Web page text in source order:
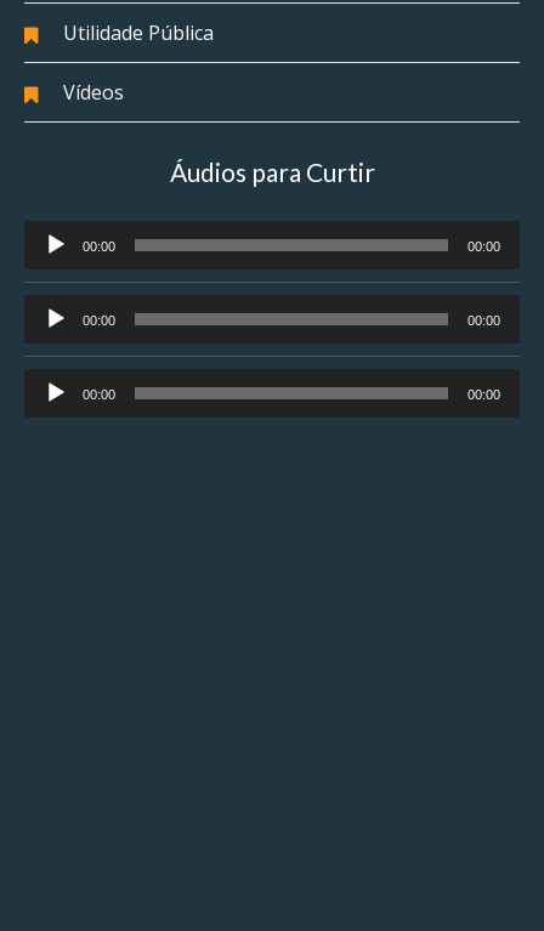
Utilidade Pública
Vídeos
Áudios para Curtir
Tocador
de
áudio
00:00 00:00
Tocador
de
áudio
00:00 00:00
Tocador
de
00:00 00:00